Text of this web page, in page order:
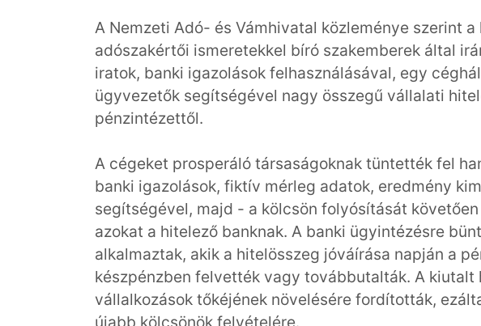
A Nemzeti Adó- és Vámhivatal közleménye szerint
adószakértői ismeretekkel bíró szakemberek által
iratok, banki igazolások felhasználásával, egy
ügyvezetők segítségével nagy összegű vállalati
pénzintézettől.
A cégeket prosperáló társaságoknak tüntették fel
banki igazolások, fiktív mérleg adatok, eredmény
segítségével, majd - a kölcsön folyósítását
azokat a hitelező banknak. A banki ügyintézésre
alkalmaztak, akik a hitelösszeg jóváírása napján a
készpénzben felvették vagy továbbutalták. A kiutalt
vállalkozások tőkéjének növelésére fordították,
újabb kölcsönök felvételére.